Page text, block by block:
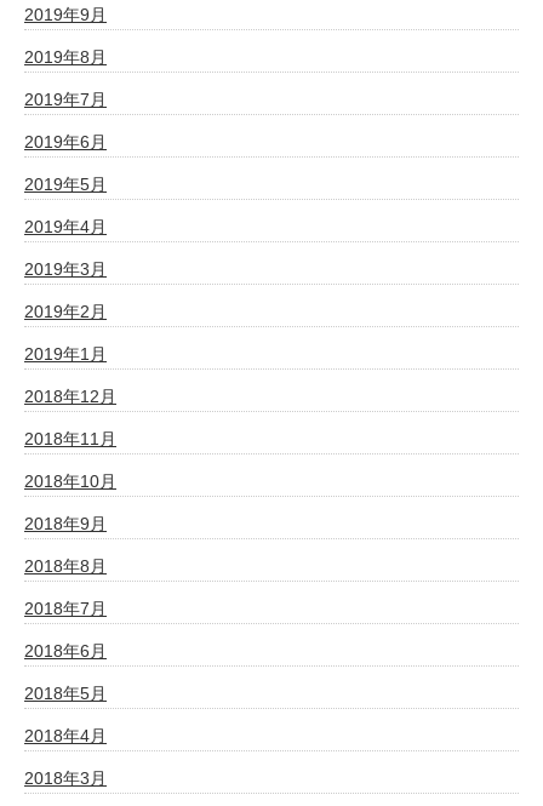
2019年9月
2019年8月
2019年7月
2019年6月
2019年5月
2019年4月
2019年3月
2019年2月
2019年1月
2018年12月
2018年11月
2018年10月
2018年9月
2018年8月
2018年7月
2018年6月
2018年5月
2018年4月
2018年3月